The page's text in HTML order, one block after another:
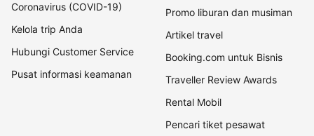
Coronavirus (COVID-19)
Kelola trip Anda
Hubungi Customer Service
Pusat informasi keamanan
Promo liburan dan musiman
Artikel travel
Booking.com untuk Bisnis
Traveller Review Awards
Rental Mobil
Pencari tiket pesawat